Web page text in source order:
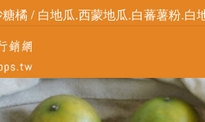
橘 / 白地瓜.西蒙地瓜.白蕃薯粉.白